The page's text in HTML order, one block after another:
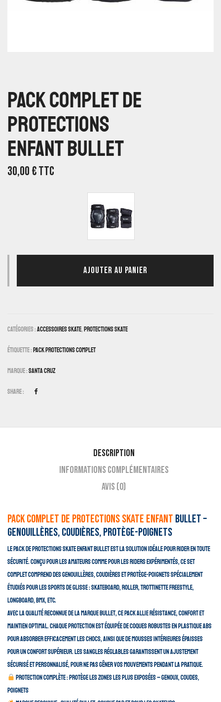
Pack Complet De
Protections
Enfant Bullet
30,00€TTC
AJOUTER AU PANIER
Catégories :Accessoires Skate, Protections Skate
Étiquette : Pack Protections Complet
Marque :Santa Cruz
Share :
Description
Informations complémentaires
Avis (0)
Pack Complet de Protections Skate enfant Bullet –
Genouillères, Coudières, Protège-Poignets
Le pack de protections skate enfant Bullet est la solution idéale pour rider en toute
sécurité. Conçu pour les amateurs comme pour les riders expérimentés, ce set
complet comprend des genouillères, coudières et protège-poignets spécialement
étudiés pour les sports de glisse : skateboard, roller, trottinette freestyle,
longboard, BMX, etc.
Avec la qualité reconnue de la marque Bullet, ce pack allie résistance, confort et
maintien optimal. Chaque protection est équipée de coques robustes en plastique ABS
pour absorber efficacement les chocs, ainsi que de mousses intérieures épaisses
pour un confort supérieur. Les sangles réglables garantissent un ajustement
sécurisé et personnalisé, pour ne pas gêner vos mouvements pendant la pratique.
Protection complète : protège les zones les plus exposées – genoux, coudes,
poignets